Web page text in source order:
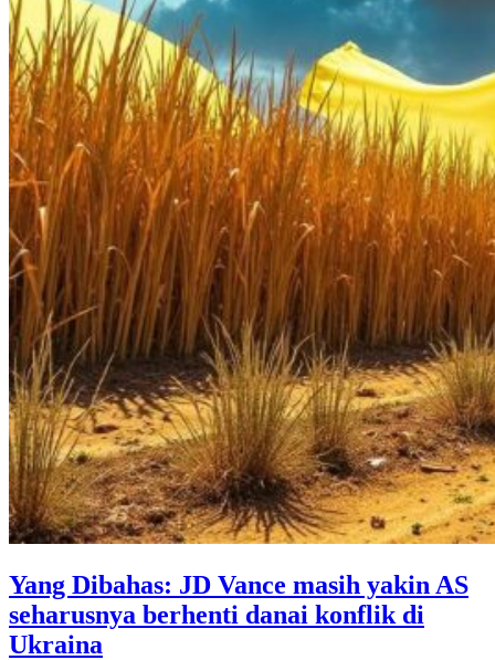
Yang Dibahas: JD Vance masih yakin AS
seharusnya berhenti danai konflik di
Ukraina